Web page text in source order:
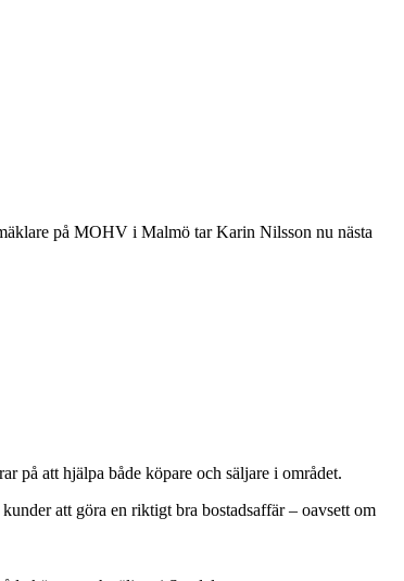
på MOHV i Malmö tar Karin Nilsson nu nästa
på att hjälpa både köpare och säljare i området.
att göra en riktigt bra bostadsaffär – oavsett om